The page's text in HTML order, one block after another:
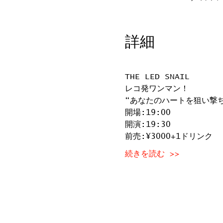
詳細
THE LED SNAIL
レコ発ワンマン！
“あなたのハートを狙い撃
開場:19:00
開演:19:30
前売:¥3000+1ドリンク
続きを読む >>